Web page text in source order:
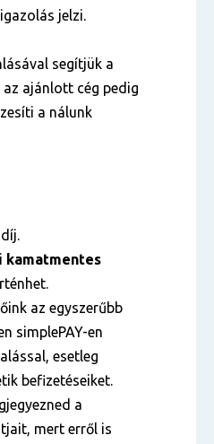
jelzi.
segítjük a
ajánlott cég pedig
a nálunk
kamatmentes
az egyszerűbb
simplePAY-en
esetleg
befizetéseiket.
a
mert erről is